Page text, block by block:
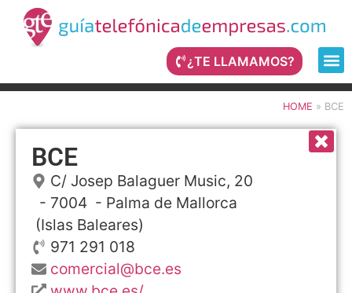
¿TE LLAMAMOS?
HOME » BCE
BCE
C/ Josep Balaguer Music, 20
- 7004 - Palma de Mallorca
(Islas Baleares)
971 291 018
comercial@bce.es